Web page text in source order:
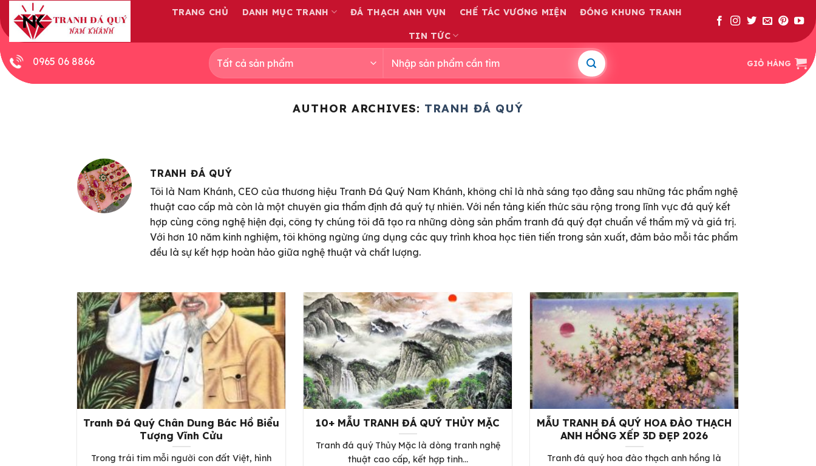
to
content
TRANG CHỦ DANH MỤC TRANH ĐÁ THẠCH ANH VỤN CHẾ TÁC VƯƠNG MIỆN ĐÓNG KHUNG TRANH
TIN TỨC
0965 06 8866
kiếm:
GIỎ HÀNG
AUTHOR ARCHIVES: TRANH ĐÁ QUÝ
TRANH ĐÁ QUÝ
Tôi là Nam Khánh, CEO của thương hiệu Tranh Đá Quý Nam Khánh, không chỉ là nhà sáng tạo đằng sau những tác phẩm nghệ
thuật cao cấp mà còn là một chuyên gia thẩm định đá quý tự nhiên. Với nền tảng kiến thức sâu rộng trong lĩnh vực đá quý kết
hợp cùng công nghệ hiện đại, công ty chúng tôi đã tạo ra những dòng sản phẩm tranh đá quý đạt chuẩn về thẩm mỹ và giá trị.
Với hơn 10 năm kinh nghiệm, tôi không ngừng ứng dụng các quy trình khoa học tiên tiến trong sản xuất, đảm bảo mỗi tác phẩm
đều là sự kết hợp hoàn hảo giữa nghệ thuật và chất lượng.
Tranh Đá Quý Chân Dung Bác Hồ Biểu
Tượng Vĩnh Cửu
Trong trái tim mỗi người con đất Việt, hình
10+ MẪU TRANH ĐÁ QUÝ THỦY MẶC
Tranh đá quý Thủy Mặc là dòng tranh nghệ
thuật cao cấp, kết hợp tinh...
MẪU TRANH ĐÁ QUÝ HOA ĐÀO THẠCH
ANH HỒNG XẾP 3D ĐẸP 2026
Tranh đá quý hoa đào thạch anh hồng là